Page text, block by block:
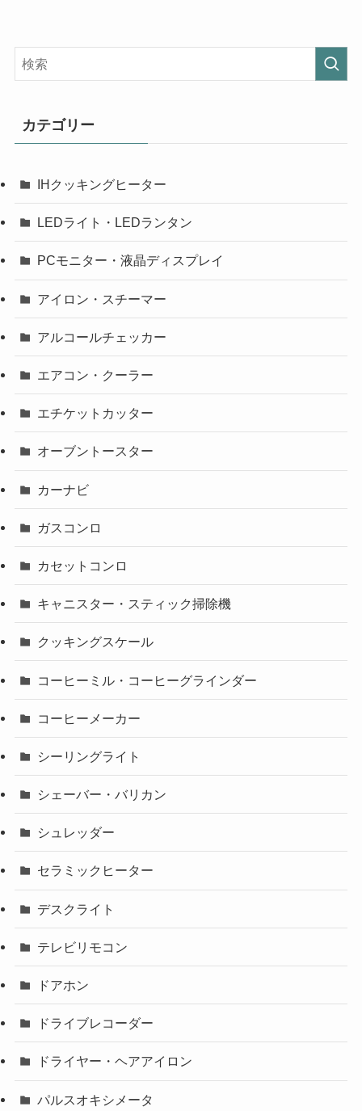
カテゴリー
IHクッキングヒーター
LEDライト・LEDランタン
PCモニター・液晶ディスプレイ
アイロン・スチーマー
アルコールチェッカー
エアコン・クーラー
エチケットカッター
オーブントースター
カーナビ
ガスコンロ
カセットコンロ
キャニスター・スティック掃除機
クッキングスケール
コーヒーミル・コーヒーグラインダー
コーヒーメーカー
シーリングライト
シェーバー・バリカン
シュレッダー
セラミックヒーター
デスクライト
テレビリモコン
ドアホン
ドライブレコーダー
ドライヤー・ヘアアイロン
パルスオキシメータ